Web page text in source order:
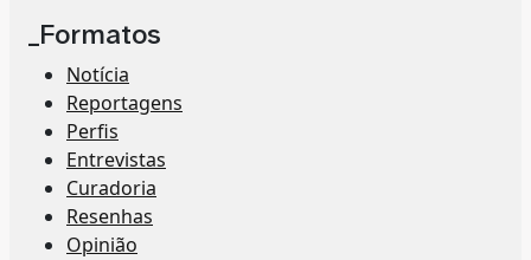
_Formatos
Notícia
Reportagens
Perfis
Entrevistas
Curadoria
Resenhas
Opinião